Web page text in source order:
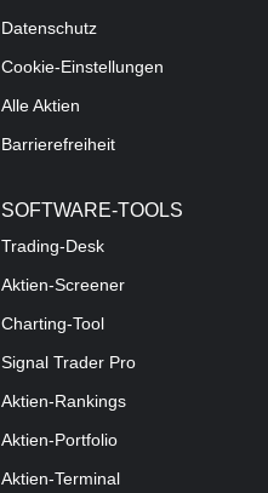
Datenschutz
Cookie-Einstellungen
Alle Aktien
Barrierefreiheit
SOFTWARE-TOOLS
Trading-Desk
Aktien-Screener
Charting-Tool
Signal Trader Pro
Aktien-Rankings
Aktien-Portfolio
Aktien-Terminal